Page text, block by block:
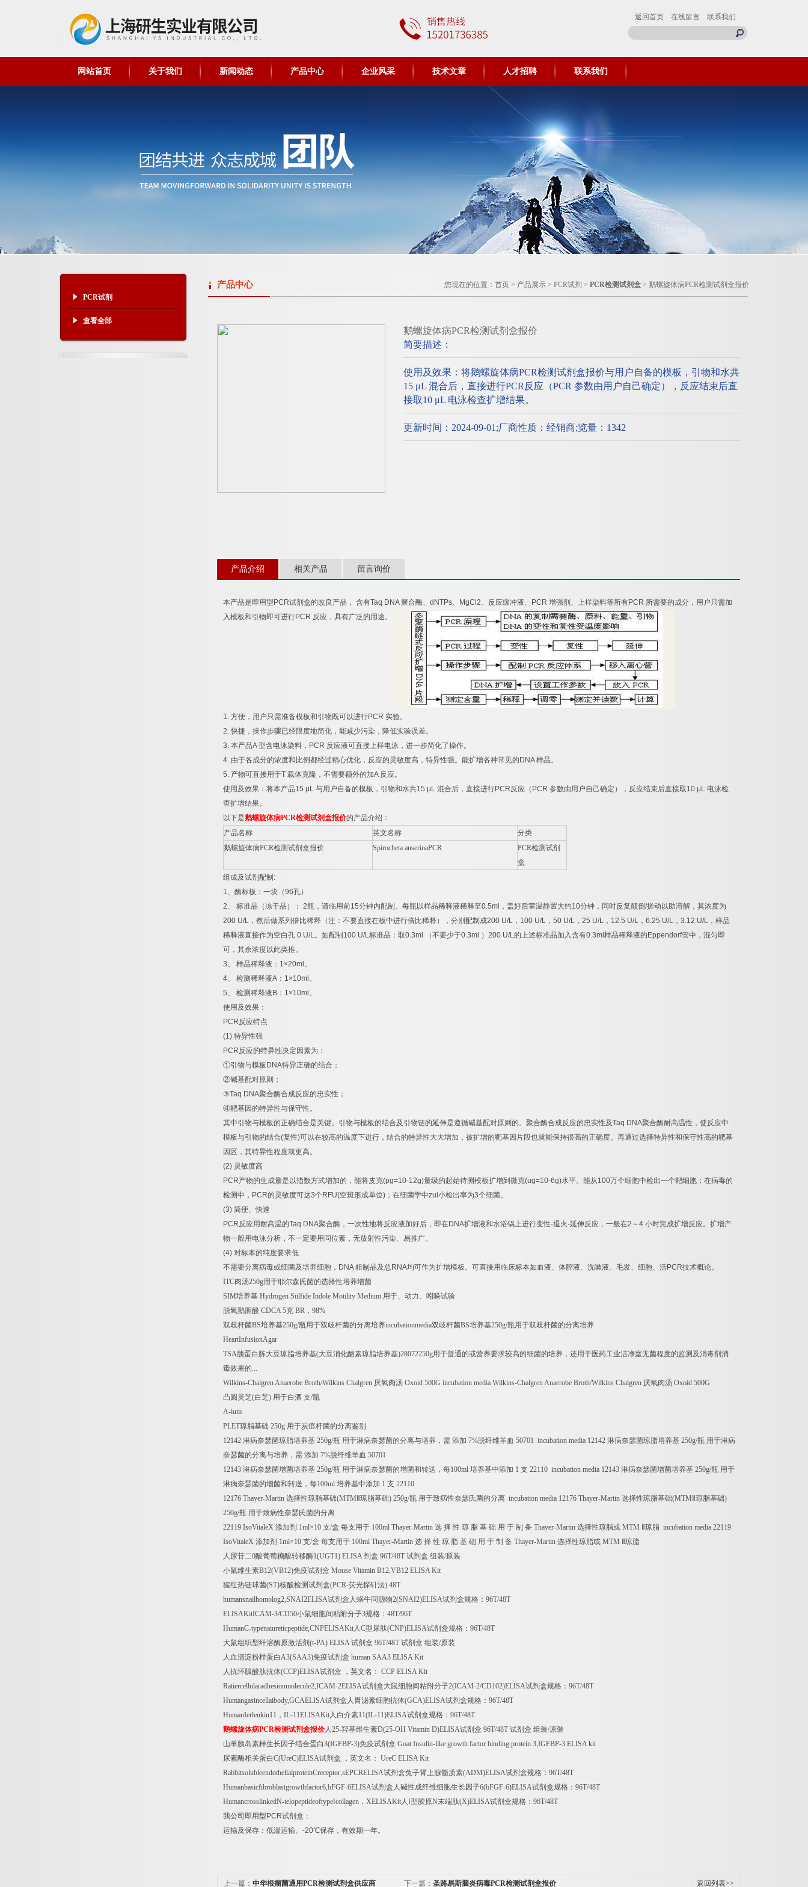
返回首页 在线留言 联系我们
网站首页 关于我们 新闻动态 产品中心 企业风采 技术文章 人才招聘 联系我们
PCR试剂
查看全部
产品中心 您现在的位置： 首页 > 产品展示 > PCR试剂 > PCR检测试剂盒 > 鹅螺旋体病PCR检测试剂盒报价
鹅螺旋体病PCR检测试剂盒报价
简要描述：
使用及效果：将鹅螺旋体病PCR检测试剂盒报价与用户自备的模板，引物和水共
15 μL 混合后，直接进行PCR反应（PCR 参数由用户自己确定），反应结束后直
接取10 μL 电泳检查扩增结果。
更新时间：2024-09-01;厂商性质：经销商;览量：1342
产品介绍 相关产品 留言询价
本产品是即用型 PCR试剂盒的改良产品， 含有Taq DNA聚合酶、 dNTPs、 MgCl2、反应缓冲液、 PCR 增强剂、上样染料等所有PCR 所需要的成分，用户只需加
入模板和引物即可进行PCR 反应，具有广泛的用途。
1. 方便，用户只需准备模板和引物既可以进行PCR 实验。
2.快捷，操作步骤已经限度地简化，能减少污染，降低实验误差。
3. 本产品A型含电泳染料， PCR 反应液可直接上样电泳，进一步简化了操作。
4. 由于各成分的浓度和比例都经过精心优化，反应的灵敏度高，特异性强。能扩增各种常见的 DNA样品。
5. 产物可直接用于T 载体克隆，不需要额外的加A 反应。
使用及效果：将本产品15 μL 与用户自备的模板，引物和水共15 μL 混合后，直接进行PCR反应（ PCR 参数由用户自己确定），反应结束后直接取10 μL 电泳检
查扩增结果。
以下是鹅螺旋体病PCR检测试剂盒报价的产品介绍：
产品名称
英文名称
分类
鹅螺旋体病PCR检测试剂盒报价 Spirocheta anserinaPCR PCR检测试剂
盒
组成及试剂配制 :
1、酶标板：一块（96孔）
2、 标准品（冻干品）： 2瓶，请临用前15分钟内配制。每瓶以样品稀释液稀释至0.5ml ，盖好后室温静置大约10分钟，同时反复颠倒/搓动以助溶解，其浓度为
200 U/L ，然后做系列倍比稀释（注：不要直接在板中进行倍比稀释），分别配制成200 U/L ， 100 U/L ， 50 U/L ， 25 U/L ， 12.5 U/L ， 6.25 U/L ， 3.12 U/L ，样品
稀释液直接作为空白孔 0 U/L。如配制 100 U/L标准品：取0.3ml （不要少于0.3ml ） 200 U/L的上述标准品加入含有0.3ml 样品稀释液的 Eppendorf管中，混匀即
可，其余浓度以此类推。
3、 样品稀释液： 1×20ml 。
4、 检测稀释液A ： 1×10ml 。
5、 检测稀释液 B ： 1×10ml 。
使用及效果：
PCR反应特点
(1) 特异性强
PCR反应的特异性决定因素为：
①引物与模板 DNA特异正确的结合；
②碱基配对原则；
③Taq DNA聚合酶合成反应的忠实性；
④靶基因的特异性与保守性。
其中引物与模板的正确结合是关键。引物与模板的结合及引物链的延伸是遵循碱基配对原则的。聚合酶合成反应的忠实性及Taq DNA聚合酶耐高温性，使反应中
模板与引物的结合(复性)可以在较高的温度下进行，结合的特异性大大增加，被扩增的靶基因片段也就能保持很高的正确度。再通过选择特异性和保守性高的靶基
因区，其特异性程度就更高。
(2) 灵敏度高
PCR产物的生成量是以指数方式增加的，能将皮克(pg=10-12g)量级的起始待测模板扩增到微克(ug=10-6g)水平。能从100万个细胞中检出一个靶细胞；在病毒的
检测中， PCR的灵敏度可达3个 RFU(空斑形成单位) ；在细菌学中zui小检出率为3个细菌。
(3) 简便、快速
PCR反应用耐高温的Taq DNA聚合酶，一次性地将反应液加好后，即在DNA扩增液和水浴锅上进行变性-退火-延伸反应，一般在2 ～4 小时完成扩增反应。扩增产
物一般用电泳分析，不一定要用同位素，无放射性污染、易推广。
(4) 对标本的纯度要求低
不需要分离病毒或细菌及培养细胞， DNA粗制品及总 RNA均可作为扩增模板。可直接用临床标本如血液、体腔液、洗嗽液、毛发、细胞、活PCR技术概论。
ITC肉汤250g用于耶尔森氏菌的选择性培养增菌
SIM培养基 Hydrogen Sulfide Indole Motility Medium 用于、动力、吲哚试验
脱氧鹅胆酸 CDCA 5克 BR ， 98%
双歧杆菌BS培养基250g/瓶用于双歧杆菌的分离培养incubationmedia双歧杆菌BS培养基250g/瓶用于双歧杆菌的分离培养
HeartInfusionAgar
TSA胰蛋白胨大豆琼脂培养基(大豆消化酪素琼脂培养基)28072250g用于普通的或营养要求较高的细菌的培养，还用于医药工业洁净室无菌程度的监测及消毒剂消
毒效果的...
Wilkins-Chalgren Anaerobe Broth/Wilkins Chalgren 厌氧肉汤 Oxoid 500G incubation media Wilkins-Chalgren Anaerobe Broth/Wilkins Chalgren 厌氧肉汤 Oxoid 500G
凸圆灵芝(白芝) 用于白酒 支/瓶
A-ium
PLET琼脂基础 250g 用于炭疽杆菌的分离鉴别
12142 淋病奈瑟菌琼脂培养基 250g/瓶 用于淋病奈瑟菌的分离与培养，需 添加 7%脱纤维羊血 50701 incubation media 12142 淋病奈瑟菌琼脂培养基 250g/瓶 用于淋病
奈瑟菌的分离与培养，需 添加 7%脱纤维羊血 50701
12143 淋病奈瑟菌增菌培养基 250g/瓶 用于淋病奈瑟菌的增菌和转送，每100ml 培养基中添加 1 支 22110 incubation media 12143 淋病奈瑟菌增菌培养基 250g/瓶 用于
淋病奈瑟菌的增菌和转送，每100ml 培养基中添加 1 支 22110
12176 Thayer-Martin 选择性琼脂基础(MTM Ⅱ琼脂基础) 250g/瓶 用于致病性奈瑟氏菌的分离 incubation media 12176 Thayer-Martin 选择性琼脂基础(MTM Ⅱ琼脂基础)
250g/瓶 用于致病性奈瑟氏菌的分离
22119 IsoVitaleX 添加剂 1ml×10 支/盒 每支用于 100ml Thayer-Martin 选 择 性 琼 脂 基 础 用 于 制 备 Thayer-Martin 选择性琼脂或 MTM Ⅱ琼脂 incubation media 22119
IsoVitaleX 添加剂 1ml×10 支/盒 每支用于 100ml Thayer-Martin 选 择 性 琼 脂 基 础 用 于 制 备 Thayer-Martin 选择性琼脂或 MTM
Ⅱ琼脂
人尿苷二0酸葡萄糖酸转移酶1(UGT1) ELISA剂盒 96T/48T 试剂盒 组装/原装
小鼠维生素B12(VB12)免疫试剂盒 Mouse Vitamin B12,VB12 ELISA Kit
猩红热链球菌(ST)核酸检测试剂盒(PCR-荧光探针法) 48T
humansnailhomolog2,SNAI2ELISA试剂盒人蜗牛同源物2(SNAI2)ELISA试剂盒规格： 96T/48T
ELISAKitICAM-3/CD50小鼠细胞间粘附分子3规格： 48T/96T
HumanC-typenaiureticpeptide,CNPELISAKit人C型尿肽(CNP)ELISA试剂盒规格： 96T/48T
大鼠组织型纤溶酶原激活剂 (t-PA) ELISA试剂盒 96T/48T 试剂盒 组装/原装
人血清淀粉样蛋白A3(SAA3)免疫试剂盒 human SAA3 ELISA Kit
人抗环胍酸肽抗体(CCP)ELISA试剂盒 ，英文名： CCP ELISA Kit
Ratiercellularadhesionmolecule2,ICAM-2ELISA试剂盒大鼠细胞间粘附分子2(ICAM-2/CD102)ELISA试剂盒规格： 96T/48T
Humangasincellaibody,GCAELISA试剂盒人胃泌素细胞抗体(GCA)ELISA试剂盒规格： 96T/48T
HumanIerleukin11 ， IL-11ELISAKit人白介素11(IL-11)ELISA试剂盒规格： 96T/48T
鹅螺旋体病PCR检测试剂盒报价人25-羟基维生素D(25-OH Vitamin D)ELISA试剂盒 96T/48T 试剂盒 组装/原装
山羊胰岛素样生长因子结合蛋白3(IGFBP-3)免疫试剂盒 Goat Insulin-like growth factor binding protein 3,IGFBP-3 ELISA kit
尿素酶相关蛋白C(UreC)ELISA试剂盒 ，英文名： UreC ELISA Kit
RabbitsolubleendothelialproteinCreceptor,sEPCRELISA试剂盒兔子肾上腺髓质素(ADM)ELISA试剂盒规格： 96T/48T
Humanbasicfibroblastgrowthfactor6,bFGF-6ELISA试剂盒人碱性成纤维细胞生长因子6(bFGF-6)ELISA试剂盒规格： 96T/48T
HumancrosslinkedN-telopeptideoftype collagen ， XELISAKit人Ⅰ型胶原N末端肽(X)ELISA试剂盒规格： 96T/48T
我公司即用型 PCR试剂盒：
运输及保存：低温运输、 -20℃保存，有效期一年。
上一篇： 中华根瘤菌通用PCR检测试剂盒供应商 下一篇： 圣路易斯脑炎病毒PCR检测试剂盒报价 返回列表>>